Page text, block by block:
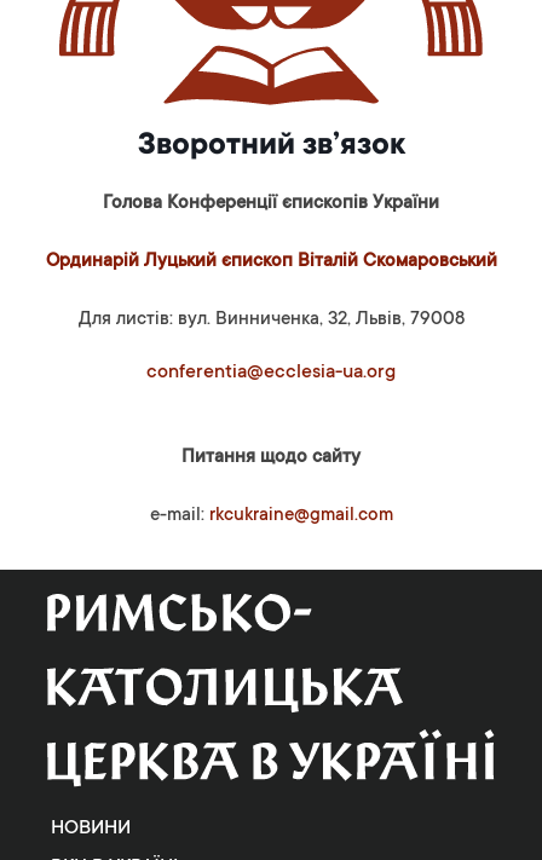
Зворотний зв’язок
Голова Конференції єпископів України
Ординарій Луцький єпископ Віталій Скомаровський
Для листів: вул. Винниченка, 32, Львів, 79008
conferentia@ecclesia-ua.org
Питання щодо сайту
e-mail: rkcukraine@gmail.com
НОВИНИ